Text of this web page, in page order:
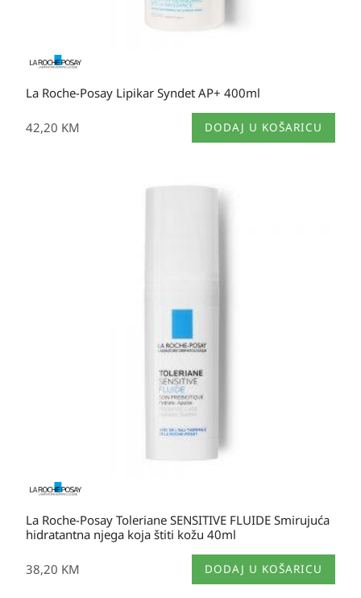
La Roche-Posay Lipikar Syndet AP+ 400ml
42,20 KM DODAJ U KOŠARICU
La Roche-Posay Toleriane SENSITIVE FLUIDE Smirujuća
hidratantna njega koja štiti kožu 40ml
38,20 KM DODAJ U KOŠARICU